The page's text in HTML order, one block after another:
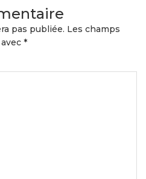
pas publiée. Les champs
*